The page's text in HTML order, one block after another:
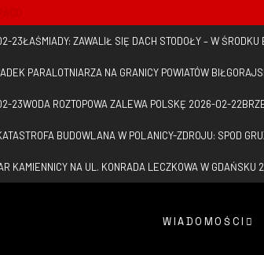
23ŁAŚMIADY: ZAWALIŁ SIĘ DACH STODOŁY – W ŚRODKU
PARALOTNIARZA NA GRANICY POWIATÓW
23WODA ROZTOPOWA ZALEWA POLSKĘ 2026-02-22
BUDOWLANA W POLANICY-ZDROJU: SPOD
KAMIENNICY NA UL. KONRADA LECZKOWA W GDAŃSKU
WIADOMOŚCI